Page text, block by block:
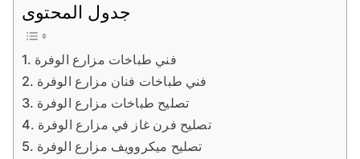
جدول المحتوى
فني طباخات مزارع الوفرة
فني طباخات فنان مزارع الوفرة
تصليح طباخات مزارع الوفرة
تصليح فرن غاز في مزارع الوفرة
تصليح ميكروويف مزارع الوفرة